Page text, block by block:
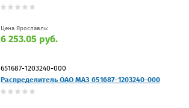
Цена Ярославль:
6 253.05 руб.
651687-1203240-000
Распределитель ОАО МАЗ 651687-1203240-000